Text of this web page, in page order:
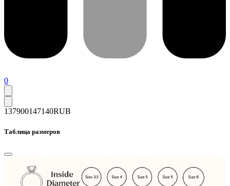
0
137900147140RUB
Таблица размеров